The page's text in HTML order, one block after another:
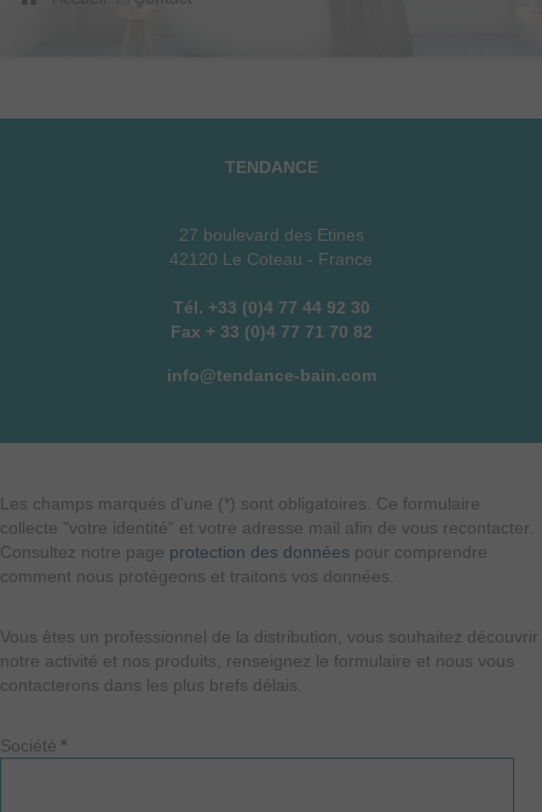
TENDANCE
27 boulevard des Etines
42120 Le Coteau - France
Tél. +33 (0)4 77 44 92 30
Fax + 33 (0)4 77 71 70 82
info@tendance-bain.com
Les champs marqués d'une (*) sont obligatoires. Ce formulaire
collecte "votre identité" et votre adresse mail afin de vous recontacter.
Consultez notre page protection des données pour comprendre
comment nous protégeons et traitons vos données.
Vous êtes un professionnel de la distribution, vous souhaitez découvrir
notre activité et nos produits, renseignez le formulaire et nous vous
contacterons dans les plus brefs délais.
Société *